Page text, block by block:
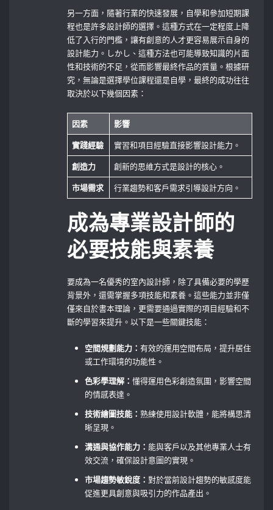
另一方面，隨著行業的快速發展，自學和參加短期課
程也是許多設計師的選擇。這種方式在一定程度上降
低了入行的門檻，讓有創意的人才更容易展示自身的
設計能力。しかし、這種方法也可能導致知識的片面
性和技術的不足，從而影響最終作品的質量。根據研
究，無論是選擇學位課程還是自學，最終的成功往往
取決於以下幾個因素：
因素
影響
實踐經驗
實習和項目經驗直接影響設計能力。
創造力
創新的思維方式是設計的核心。
市場需求
行業趨勢和客戶需求引導設計方向。
成為專業設計師的
必要技能與素養
要成為一名優秀的室內設計師，除了具備必要的學歷
背景外，還需掌握多項技能和素養。這些能力並非僅
僅來自於書本理論，更需要通過實際的項目經驗和不
斷的學習來提升。以下是一些關鍵技能：
空間規劃能力：有效的運用空間布局，提升居住
或工作環境的功能性。
色彩學理解：懂得運用色彩創造氛圍，影響空間
的情感表達。
技術繪圖技能：熟練使用設計軟體，能將構思清
晰呈現。
溝通與協作能力： 能與客戶以及其他專業人士有
效交流，確保設計意圖的實現。
市場趨勢敏銳度：對於當前設計趨勢的敏感度能
促進更具創意與吸引力的作品產出。